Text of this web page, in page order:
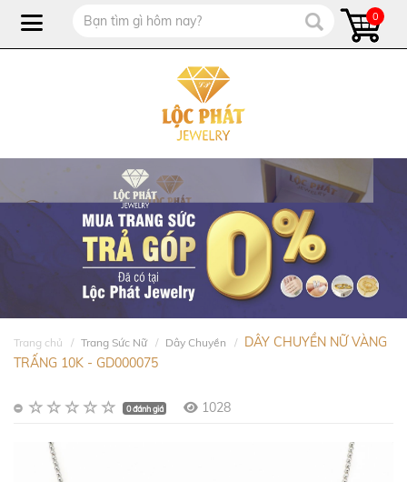
0
Trang chủ Trang Sức Nữ Dây Chuyền
DÂY CHUYỀN NỮ VÀNG
TRẤNG 10K - GD000075
0 đánh giá 1028